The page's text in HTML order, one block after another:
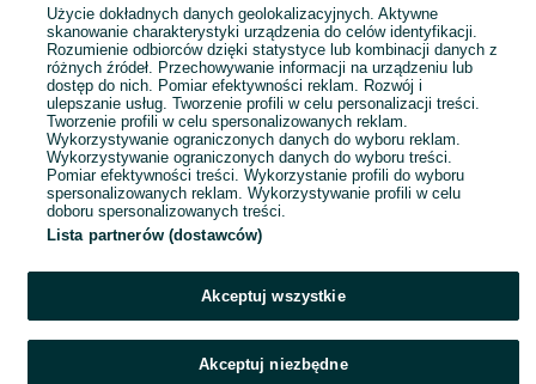
270,72 zł z Pakietem Ochronnym
Poznań, Winogrady
26 lipca 2026
1 2 3 4
Użycie dokładnych danych geolokalizacyjnych. Aktywne
skanowanie charakterystyki urządzenia do celów identyfikacji.
Rozumienie odbiorców dzięki statystyce lub kombinacji danych z
różnych źródeł. Przechowywanie informacji na urządzeniu lub
dostęp do nich. Pomiar efektywności reklam. Rozwój i
ulepszanie usług. Tworzenie profili w celu personalizacji treści.
Tworzenie profili w celu spersonalizowanych reklam.
Wykorzystywanie ograniczonych danych do wyboru reklam.
Wykorzystywanie ograniczonych danych do wyboru treści.
Pomiar efektywności treści. Wykorzystanie profili do wyboru
spersonalizowanych reklam. Wykorzystywanie profili w celu
doboru spersonalizowanych treści.
Lista partnerów (dostawców)
Akceptuj wszystkie
Akceptuj niezbędne